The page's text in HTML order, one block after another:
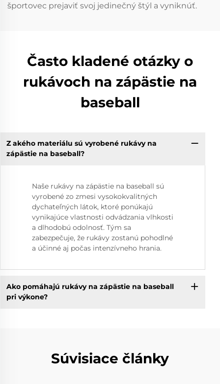
športovec prejaviť svoj jedinečný štýl a vyniknúť.
Často kladené otázky o
rukávoch na zápästie na
baseball
Z akého materiálu sú vyrobené rukávy na
zápästie na baseball?
Naše rukávy na zápästie na baseball sú
vyrobené zo zmesi vysokokvalitných
dychateľných látok, ktoré ponúkajú
vynikajúce vlastnosti odvádzania vlhkosti
a dlhodobú odolnosť. Tým sa
zabezpečuje, že rukávy zostanú pohodlné
a účinné aj počas intenzívneho hrania.
Ako pomáhajú rukávy na zápästie na baseball
pri výkone?
Súvisiace články